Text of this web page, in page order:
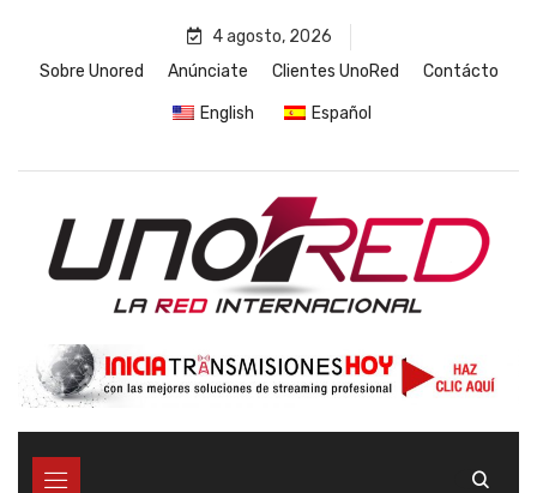
4 agosto, 2026
Sobre Unored
Anúnciate Clientes UnoRed Contácto
English Español